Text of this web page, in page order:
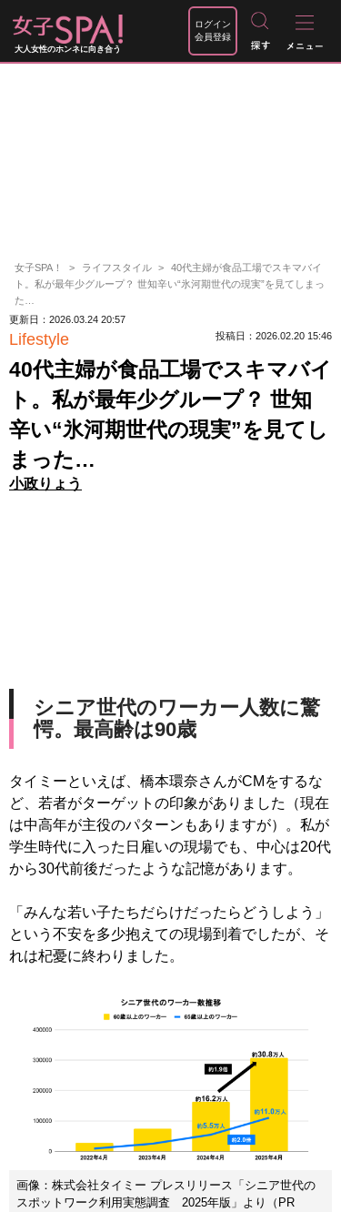
大人女性のホンネに向き合う
ログイン
会員登録
女子SPA！ ライフスタイル
40代主婦が食品工場でスキマバイ
ト。私が最年少グループ？ 世知辛い“氷河期世代の現実”を見てしまっ
た…
更新日：2026.03.24 20:57
Lifestyle 投稿日：2026.02.20 15:46
40代主婦が食品工場でスキマバイ
ト。私が最年少グループ？ 世知
辛い“氷河期世代の現実”を見てし
まった…
小政りょう
シニア世代のワーカー人数に驚
愕。最高齢は90歳
タイミーといえば、橋本環奈さんがCMをするな
ど、若者がターゲットの印象がありました（現在
は中高年が主役のパターンもありますが）。私が
学生時代に入った日雇いの現場でも、中心は20代
から30代前後だったような記憶があります。
「みんな若い子たちだらけだったらどうしよう」
という不安を多少抱えての現場到着でしたが、そ
れは杞憂に終わりました。
画像：株式会社タイミー プレスリリース「シニア世代の
スポットワーク利用実態調査 2025年版」より（PR